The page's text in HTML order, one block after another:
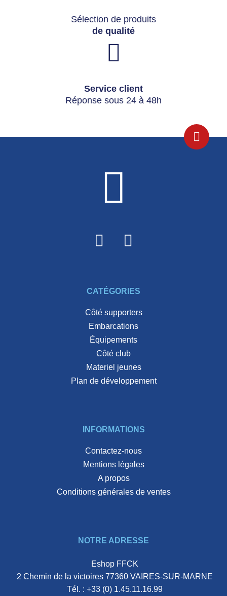
Sélection de produits
de qualité
Service client
Réponse sous 24 à 48h
CATÉGORIES
côté supporters
embarcations
équipements
côté club
materiel jeunes
plan de développement
INFORMATIONS
Contactez-nous
Mentions légales
A propos
Conditions générales de ventes
NOTRE ADRESSE
Eshop FFCK
2 Chemin de la victoires 77360 VAIRES-SUR-MARNE
Tél. : +33 (0) 1.45.11.16.99